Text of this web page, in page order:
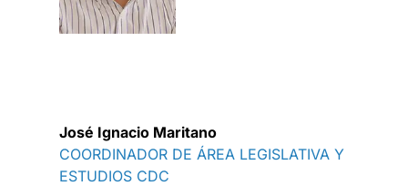
José Ignacio Maritano
COORDINADOR DE ÁREA LEGISLATIVA Y
ESTUDIOS CDC